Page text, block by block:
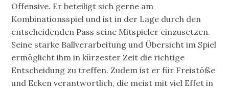
Offensive. Er beteiligt sich gerne am
Kombinationsspiel und ist in der Lage durch den
entscheidenden Pass seine Mitspieler einzusetzen.
Seine starke Ballverarbeitung und Übersicht im Spiel
ermöglicht ihm in kürzester Zeit die richtige
Entscheidung zu treffen. Zudem ist er für Freistöße
und Ecken verantwortlich, die meist mit viel Effet in